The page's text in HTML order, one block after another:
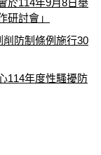
研討會」
削防制條例施行30
114年度性騷擾防